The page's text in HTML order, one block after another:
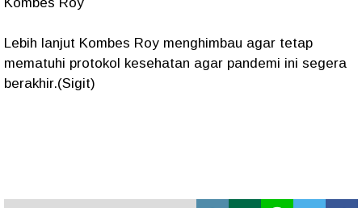
Kombes Roy
Lebih lanjut Kombes Roy menghimbau agar tetap
mematuhi protokol kesehatan agar pandemi ini segera
berakhir.(Sigit)